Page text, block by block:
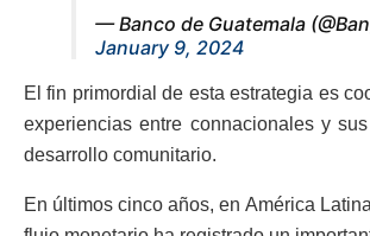
— Banco de Guatemala
January 9, 2024
El fin primordial de esta estrategia es
experiencias entre connacionales y
desarrollo comunitario.
En últimos cinco años, en América